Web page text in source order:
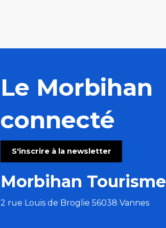
Le Morbihan
connecté
S'inscrire à la newsletter
Morbihan Tourisme
2 rue Louis de Broglie 56038 Vannes